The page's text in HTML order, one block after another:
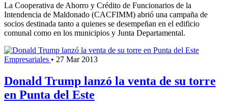
La Cooperativa de Ahorro y Crédito de Funcionarios de la
Intendencia de Maldonado (CACFIMM) abrió una campaña de
socios destinada tanto a quienes se desempeñan en el edificio
comunal como en los municipios y Junta Departamental.
Empresariales • 27 Mar 2013
Donald Trump lanzó la venta de su torre
en Punta del Este